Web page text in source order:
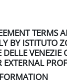
TERMS
BY ISTITUTO
DELLE VENEZIE
EXTERNAL